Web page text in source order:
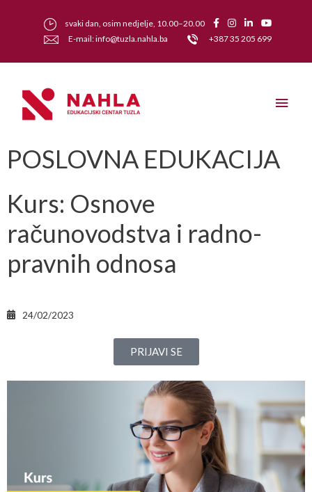
svaki dan, osim nedjelje, 10.00–20.00
E-mail: info@tuzla.nahla.ba
+387 35 205 699
POSLOVNA EDUKACIJA
Kurs: Osnove
računovodstva i radno-
pravnih odnosa
24/02/2023
PRIJAVI SE